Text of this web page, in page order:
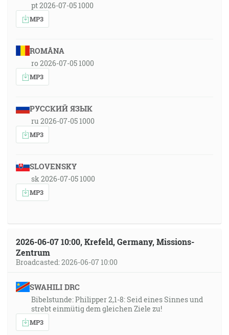
pt 2026-07-05 1000
MP3
ROMÂNA
ro 2026-07-05 1000
MP3
РУССКИЙ ЯЗЫК
ru 2026-07-05 1000
MP3
SLOVENSKY
sk 2026-07-05 1000
MP3
2026-06-07 10:00, Krefeld, Germany, Missions-
Zentrum
Broadcasted: 2026-06-07 10:00
SWAHILI DRC
Bibelstunde: Philipper 2,1-8: Seid eines Sinnes und
strebt einmütig dem gleichen Ziele zu!
MP3